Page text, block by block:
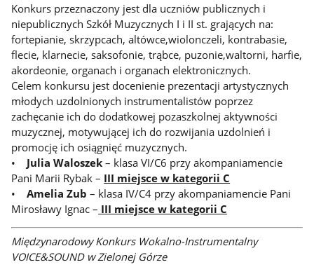
Konkurs przeznaczony jest dla uczniów publicznych i
niepublicznych Szkół Muzycznych I i II st. grających na:
fortepianie, skrzypcach, altówce,wiolonczeli, kontrabasie,
flecie, klarnecie, saksofonie, trąbce, puzonie,waltorni, harfie,
akordeonie, organach i organach elektronicznych.
Celem konkursu jest docenienie prezentacji artystycznych
młodych uzdolnionych instrumentalistów poprzez
zachęcanie ich do dodatkowej pozaszkolnej aktywności
muzycznej, motywującej ich do rozwijania uzdolnień i
promocję ich osiągnięć muzycznych.
• Julia Waloszek – klasa VI/C6 przy akompaniamencie
Pani Marii Rybak – III miejsce w kategorii C
•Amelia Zub – klasa IV/C4 przy akompaniamencie Pani
Mirosławy Ignac – III miejsce w kategorii C
Międzynarodowy Konkurs Wokalno-Instrumentalny
VOICE&SOUND w Zielonej Górze